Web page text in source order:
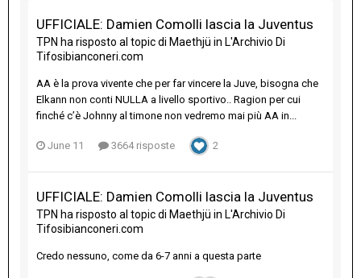
UFFICIALE: Damien Comolli lascia la Juventus
TPN ha risposto al topic di Maethjü in L'Archivio Di
Tifosibianconeri.com
AA è la prova vivente che per far vincere la Juve, bisogna che
Elkann non conti NULLA a livello sportivo.. Ragion per cui
finché c’è Johnny al timone non vedremo mai più AA in...
June 11 3664 risposte 2
UFFICIALE: Damien Comolli lascia la Juventus
TPN ha risposto al topic di Maethjü in L'Archivio Di
Tifosibianconeri.com
Credo nessuno, come da 6-7 anni a questa parte